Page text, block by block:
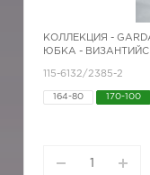
КОЛЛЕКЦИЯ -
ЮБКА -
115-6132/2385-2
164-80 170-100